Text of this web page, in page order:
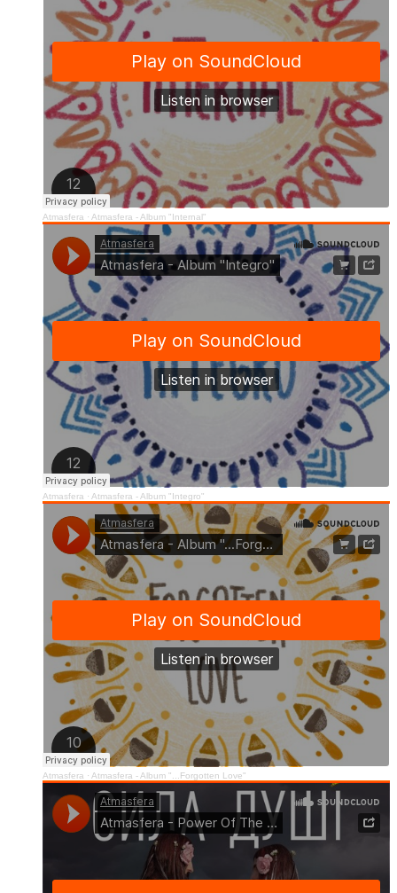
Atmasfera · Atmasfera - Album "Internal"
Atmasfera · Atmasfera - Album "Integro"
Atmasfera · Atmasfera - Album "...Forgotten Love"